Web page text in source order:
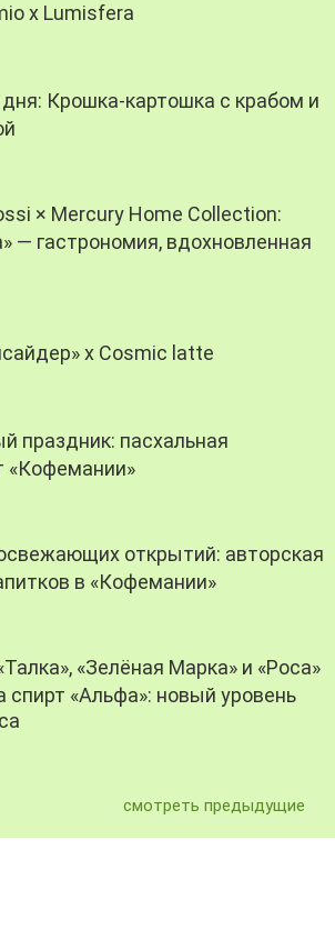
x Lumisfera
Крошка-картошка с крабом и
× Mercury Home Collection:
— гастрономия, вдохновленная
х Cosmic latte
праздник: пасхальная
«Кофемании»
открытий: авторская
в «Кофемании»
«Зелёная Марка» и «Роса»
спирт «Альфа»: новый уровень
смотреть предыдущие